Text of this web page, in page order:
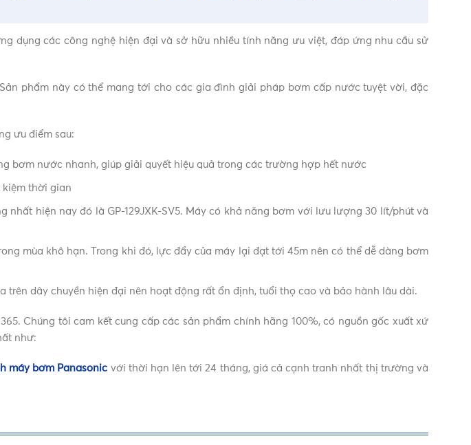
dụng các công nghệ hiện đại và sở hữu nhiều tính năng ưu việt, đáp ứng nhu cầu sử
phẩm này có thể mang tới cho các gia đình giải pháp bơm cấp nước tuyệt vời, đặc
ưu điểm sau:
bơm nước nhanh, giúp giải quyết hiệu quả trong các trường hợp hết nước
kiệm thời gian
nhất hiện nay đó là GP-129JXK-SV5. Máy có khả năng bơm với lưu lượng 30 lít/phút và
mùa khô hạn. Trong khi đó, lực đẩy của máy lại đạt tới 45m nên có thể dễ dàng bơm
dây chuyền hiện đại nên hoạt động rất ổn định, tuổi thọ cao và bảo hành lâu dài.
Chúng tôi cam kết cung cấp các sản phẩm chính hãng 100%, có nguồn gốc xuất xứ
như:
máy bơm Panasonic với thời hạn lên tới 24 tháng, giá cả cạnh tranh nhất thị trường và